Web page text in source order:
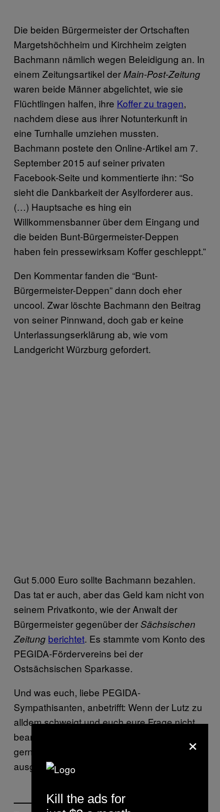
Die beiden Bürgermeister der Ortschaften
Margetshöchheim und Kirchheim zeigten
Bachmann nämlich wegen Beleidigung an. In
einem Zeitungsartikel derMain-Post-Zeitung
waren beide Männer abgelichtet, wie sie
Flüchtlingen halfen, ihre Koffer zu tragen,
nachdem diese aus ihrer Notunterkunft in
eine Turnhalle umziehen mussten.
Bachmann postete den Online-Artikel am 7.
September 2015 auf seiner privaten
Facebook-Seite und kommentierte ihn: “So
sieht die Dankbarkeit der Asylforderer aus.
(…) Hauptsache es hing ein
Willkommensbanner über dem Eingang und
die beiden Bunt-Bürgermeister-Deppen
haben fein pressewirksam Koffer geschleppt.”
Den Kommentar fanden die “Bunt-
Bürgermeister-Deppen” dann doch eher
uncool. Zwar löschte Bachmann den Beitrag
von seiner Pinnwand, doch gab er keine
Unterlassungserklärung ab, wie vom
Landgericht Würzburg gefordert.
Gut 5.000 Euro sollte Bachmann bezahlen.
Das tat er auch, aber das Geld kam nicht von
seinem Privatkonto, wie der Anwalt der
Bürgermeister gegenüber derSächsischen
Zeitung berichtet. Es stammte vom Konto des
PEGIDA-Fördervereins bei der
Ostsächsischen Sparkasse.
Und was euch, liebe PEGIDA-
Sympathisanten, anbetrifft: Wenn der Lutz zu
alldem schweigt und euch eure Frage nicht
beantworten will, dann übernehmen wir das
gerne für ihn: “Ja, der Lippenstift steht euch
ausgezeichnet.”
×
Kill the ads for